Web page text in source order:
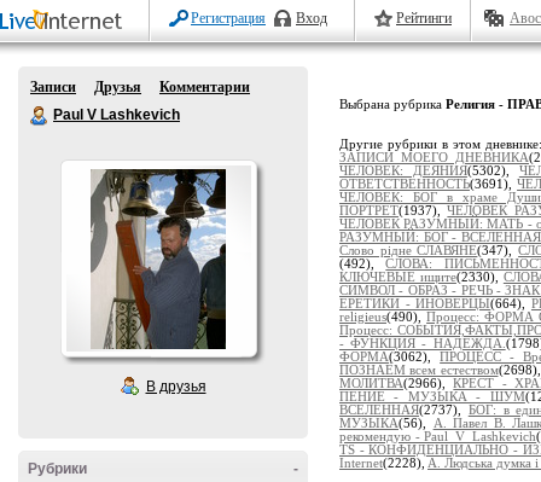
Регистрация Вход Рейтинги
Записи Друзья
Комментарии
Paul V Lashkevich
В друзья
-
Рубрики
Выбрана рубрика Религия -
Другие рубрики в этом
ЗАПИСИ МОЕГО ДНЕВНИКА
ЧЕЛОВЕК: ДЕЯНИЯ(5302),
ОТВЕТСТВЕННОСТЬ(3691),
ЧЕЛОВЕК: БОГ в храме Души
ПОРТРЕТ(1937),ЧЕЛОВЕК
ЧЕЛОВЕК РАЗУМНЫЙ: МАТЬ -
РАЗУМНЫЙ: БОГ - ВСЕЛЕННАЯ
Слово рідне СЛАВЯНЕ(347),
(492),СЛОВА:
КЛЮЧЕВЫЕ ищите(2330),
СИМВОЛ - ОБРАЗ - РЕЧЬ -
ЕРЕТИКИ - ИНОВЕРЦЫ(664),
religieus(490),Процесс:
Процесс:
- ФУНКЦИЯ - НАДЕЖДА.
ФОРМА(3062),ПРОЦЕСС -
ПОЗНАЁМ всем естеством
МОЛИТВА(2966),КРЕСТ -
ПЕНИЕ - МУЗЫКА - ШУМ
ВСЕЛЕННАЯ(2737), БОГ: в
МУЗЫКА(56),
А. Павел В.
рекомендую - Paul_V_Lashkevich
TS - КОНФИДЕНЦИАЛЬНО -
Internet(2228), A. Людська думка